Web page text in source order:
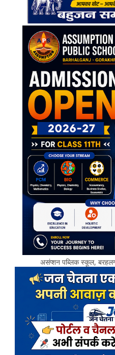
असंप्शन पब्लिक स्कूल,